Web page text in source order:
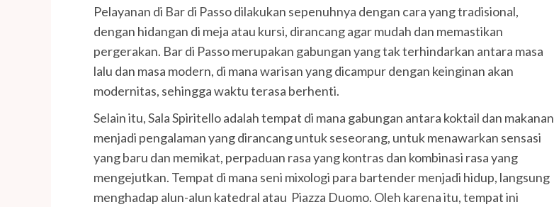
Pelayanan di Bar di Passo dilakukan sepenuhnya dengan cara yang tradisional,
dengan hidangan di meja atau kursi, dirancang agar mudah dan memastikan
pergerakan. Bar di Passo merupakan gabungan yang tak terhindarkan antara masa
lalu dan masa modern, di mana warisan yang dicampur dengan keinginan akan
modernitas, sehingga waktu terasa berhenti.
Selain itu, Sala Spiritello adalah tempat di mana gabungan antara koktail dan makanan
menjadi pengalaman yang dirancang untuk seseorang, untuk menawarkan sensasi
yang baru dan memikat, perpaduan rasa yang kontras dan kombinasi rasa yang
mengejutkan. Tempat di mana seni mixologi para bartender menjadi hidup, langsung
menghadap alun-alun katedral atau Piazza Duomo. Oleh karena itu, tempat ini